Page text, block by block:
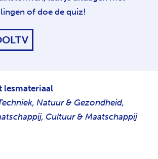
of doe de quiz!
lesmateriaal
Natuur & Gezondheid,
Cultuur & Maatschappij